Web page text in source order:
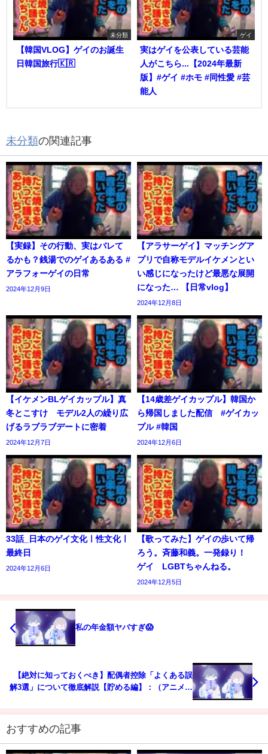
未分類
【韓国VLOG】ゲイのお誕生
日韓国旅行🇰🇷
ゲイ
実はゲイを公表している芸能
人がこちら...【2024年最新
版】#ゲイ #ホモ #同性愛 #芸
能人
未分類の関連記事
【実録】その行動、実はバレて
るかも？銭湯でのゲイあるある #
アラフォーゲイの日常
2024年12月9日
【アラサーゲイ】マッチングア
プリで自称モデルイケメンとい
い感じになったけど最悪な展開
になった… 【日常vlog】
2024年12月8日
【イケメンBLゲイカップル】真
冬とこすけ モデル2人の繰り広
げるラブラブデートに密着
2024年12月7日
【14歳差ゲイカップル】韓国か
ら帰国しました配信 #ゲイカッ
プル #韓国
2024年12月6日
33話_日本のゲイ文化ㅣ性文化ㅣ
最終日
2024年12月6日
【歌ってみた】ゲイの歩いて帰
ろう。斉藤和義。一発録り！
ゲイ LGBTちゃんねる。
2024年12月5日
私の年金額ヤバすぎ😱
【絶対に知っておくべき】配偶者控除「よくある誤
解3選」について徹底解説【貯める編】：（アニメ動
おすすめの記事